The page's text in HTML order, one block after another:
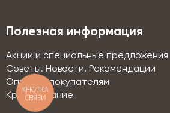
Полезная информация
Акции и специальные предложения
Советы. Новости. Рекомендации
Оптовым покупателям
Кредитование
КНОПКА
СВЯЗИ